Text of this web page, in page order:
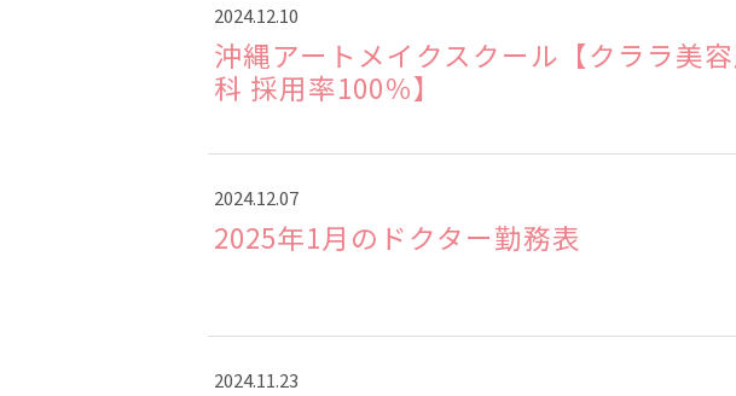
2024.12.10
沖縄アートメイクスクール【クララ美
科 採用率100％】
2024.12.07
2025年1月のドクター勤務表
2024.11.23